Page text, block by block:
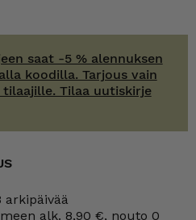
saat -5 % alennuksen
koodilla. Tarjous vain
Tilaa uutiskirje
arkipäivää
alk. 8,90 €, nouto 0